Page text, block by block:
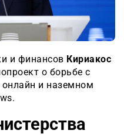
и финансов Кириакос
о борьбе с
и наземном